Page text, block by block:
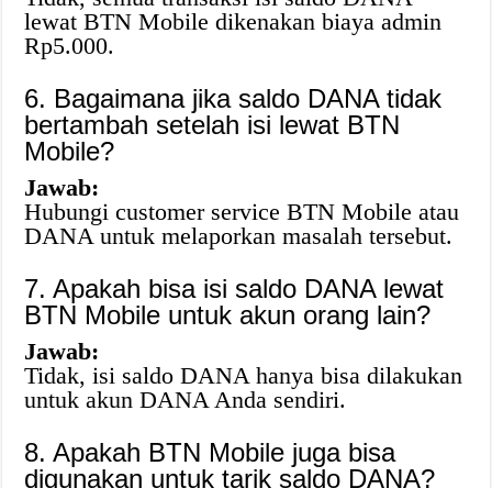
lewat BTN Mobile dikenakan biaya admin
Rp5.000.
6. Bagaimana jika saldo DANA tidak
bertambah setelah isi lewat BTN
Mobile?
Jawab:
Hubungi customer service BTN Mobile atau
DANA untuk melaporkan masalah tersebut.
7. Apakah bisa isi saldo DANA lewat
BTN Mobile untuk akun orang lain?
Jawab:
Tidak, isi saldo DANA hanya bisa dilakukan
untuk akun DANA Anda sendiri.
8. Apakah BTN Mobile juga bisa
digunakan untuk tarik saldo DANA?